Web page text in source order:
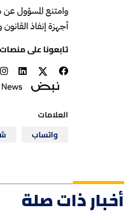
وامتنع المسؤول عن
أجهزة إنفاذ
تابعونا على
العلامات
واتساب
أخبار ذات صلة